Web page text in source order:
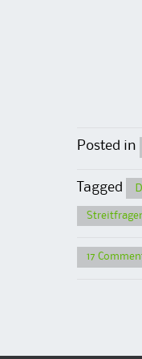
Posted in
Tagged
17